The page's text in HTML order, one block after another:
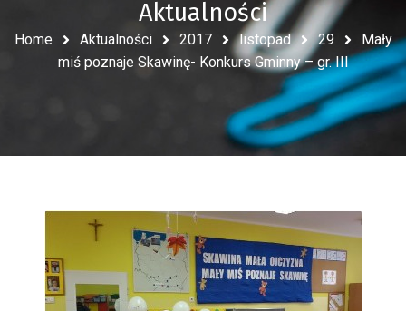
Aktualności
Home Aktualności 2017 listopad 29
Mały
miś poznaje Skawinę- Konkurs Gminny – gr. III